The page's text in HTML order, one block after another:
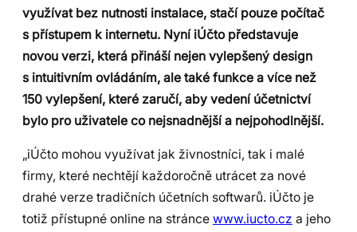
využívat bez nutnosti instalace, stačí pouze počítač
s přístupem k internetu. Nyní iÚčto představuje
novou verzi, která přináší nejen vylepšený design
s intuitivním ovládáním, ale také funkce a více než
150 vylepšení, které zaručí, aby vedení účetnictví
bylo pro uživatele co nejsnadnější a nejpohodlnější.
„iÚčto mohou využívat jak živnostníci, tak i malé
firmy, které nechtějí každoročně utrácet za nové
drahé verze tradičních účetních softwarů. iÚčto je
totiž přístupné online na stránce www.iucto.cz a jeho